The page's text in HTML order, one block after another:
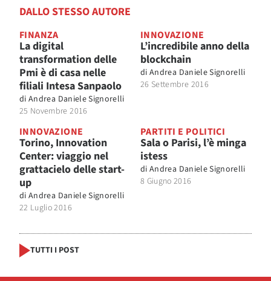
DALLO STESSO AUTORE
FINANZA
La digital
transformation delle
Pmi è di casa nelle
filiali Intesa Sanpaolo
di Andrea Daniele Signorelli
25 Novembre 2016
INNOVAZIONE
L’incredibile anno della
blockchain
di Andrea Daniele Signorelli
26 Settembre 2016
INNOVAZIONE
Torino, Innovation
Center: viaggio nel
grattacielo delle start-
up
di Andrea Daniele Signorelli
22 Luglio 2016
PARTITI E POLITICI
Sala o Parisi, l’è minga
istess
di Andrea Daniele Signorelli
8 Giugno 2016
TUTTI I POST